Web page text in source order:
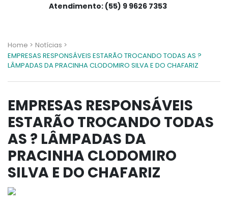
Atendimento: (55) 9 9626 7353
Home > Notícias >
EMPRESAS RESPONSÁVEIS ESTARÃO TROCANDO TODAS AS ?
LÂMPADAS DA PRACINHA CLODOMIRO SILVA E DO CHAFARIZ
EMPRESAS RESPONSÁVEIS
ESTARÃO TROCANDO TODAS
AS ? LÂMPADAS DA
PRACINHA CLODOMIRO
SILVA E DO CHAFARIZ